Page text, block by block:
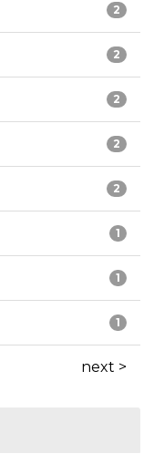
2
2
2
2
2
1
1
1
next >